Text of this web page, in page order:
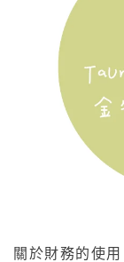
關於財務的使